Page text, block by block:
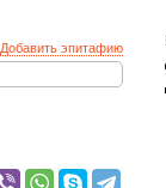
Добавить эпитафию